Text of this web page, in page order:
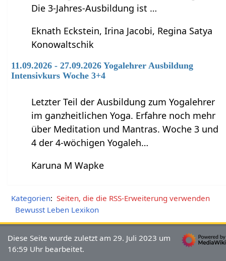
Die 3-Jahres-Ausbildung ist …
Eknath Eckstein, Irina Jacobi, Regina Satya
Konowaltschik
11.09.2026 - 27.09.2026 Yogalehrer Ausbildung
Intensivkurs Woche 3+4
Letzter Teil der Ausbildung zum Yogalehrer
im ganzheitlichen Yoga. Erfahre noch mehr
über Meditation und Mantras. Woche 3 und
4 der 4-wöchigen Yogaleh…
Karuna M Wapke
Kategorien: Seiten, die die RSS-Erweiterung verwenden
Bewusst Leben Lexikon
Diese Seite wurde zuletzt am 29. Juli 2023 um
16:59 Uhr bearbeitet.